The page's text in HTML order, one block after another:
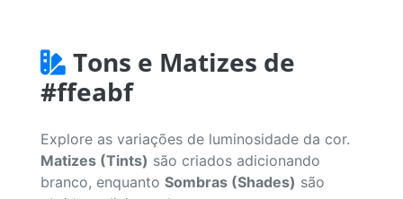
Tons e Matizes de
#ffeabf
Explore as variações de luminosidade da cor.
Matizes (Tints) são criados adicionando
branco, enquanto Sombras (Shades) são